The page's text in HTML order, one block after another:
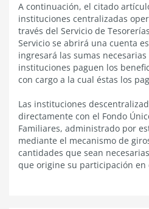
A continuación, el citado
instituciones centralizadas
través del Servicio de
Servicio se abrirá una cuenta
ingresará las sumas
instituciones paguen los
con cargo a la cual éstas los
Las instituciones
directamente con el Fondo
Familiares, administrado por
mediante el mecanismo de
cantidades que sean
que origine su participación en